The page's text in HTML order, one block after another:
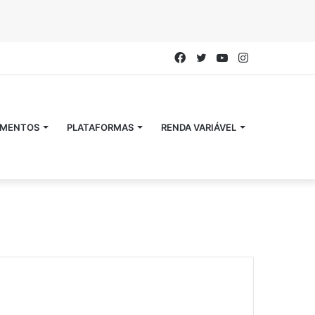
YouTube
Twitter
Facebook
PLATAFORMAS RENDA VARIÁVEL